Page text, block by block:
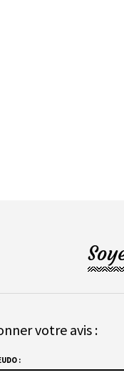
votre avis :
: